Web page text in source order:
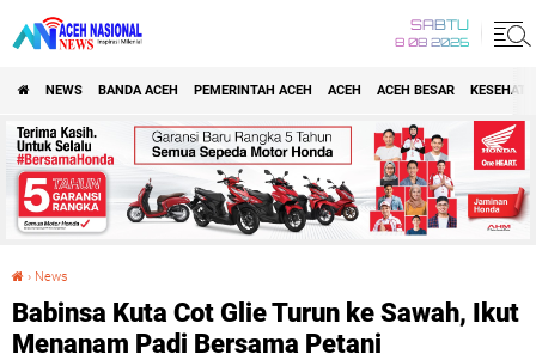
SABTU
8 08 2026
NEWS BANDA ACEH PEMERINTAH ACEH ACEH ACEH BESAR
› News
Babinsa Kuta Cot Glie Turun ke Sawah, Ikut
Menanam Padi Bersama Petani